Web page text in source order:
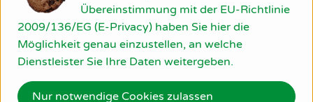
D 87466 Oy-Mittelberg
Unsere Philosophie beruht auf dem Verständnis, dass
eine ganzheitliche Betrachtung von Gesundheit und
und Seele in Einklang bringt. Wir freuen uns, andere
Übereinstimmung mit der EU-Richtlinie
2009/136/EG (E-Privacy) haben Sie hier die
Möglichkeit genau einzustellen, an welche
Dienstleister Sie Ihre Daten weitergeben.
Nur notwendige Cookies zulassen